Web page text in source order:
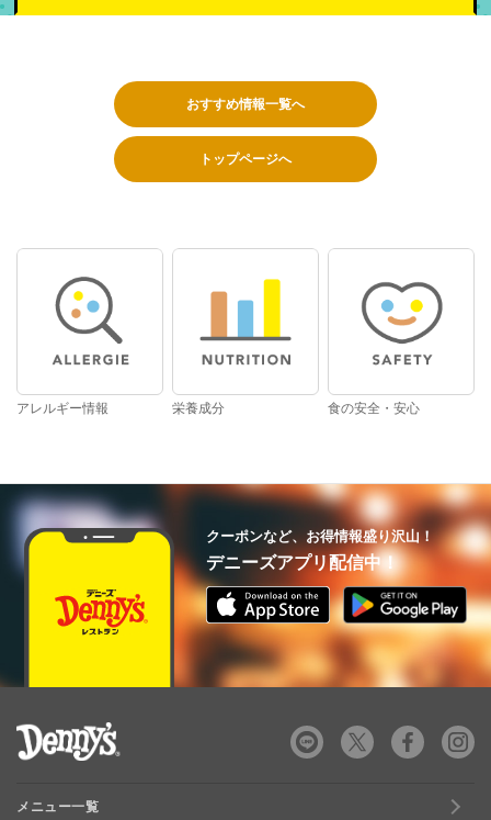
おすすめ情報一覧へ
トップページへ
アレルギー情報 栄養成分 食の安全・安心
クーポンなど、お得情報盛り沢山！
デニーズアプリ配信中！
メニュー一覧